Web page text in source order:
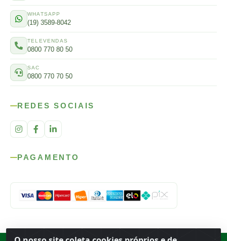
WHATSAPP
(19) 3589-8042
TELEVENDAS
0800 770 80 50
SAC
0800 770 70 50
REDES SOCIAIS
PAGAMENTO